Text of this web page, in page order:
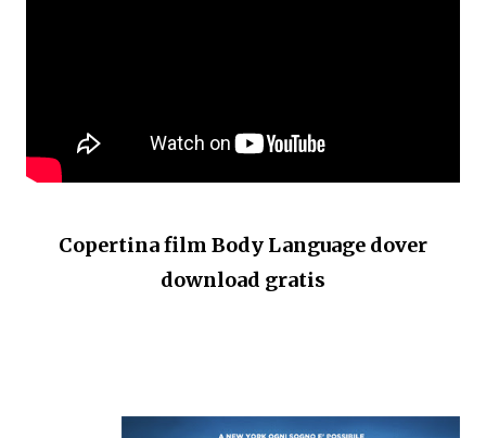
Copertina film Body Language dover
download gratis